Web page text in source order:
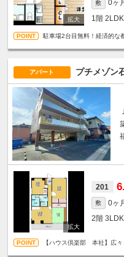
敷 0ヶ
1階
駐車場2台目無料！経済的な
アパート プチメゾン
201
敷 0ヶ
2階
【ハウス倶楽部 本社】広